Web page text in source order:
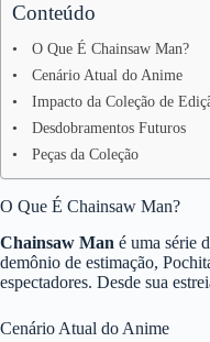
Conteúdo
O Que É Chainsaw Man?
Cenário Atual do Anime
Impacto da Coleção de
Desdobramentos Futuros
Peças da Coleção
O Que É Chainsaw Man?
Chainsaw Man é uma série
demônio de estimação,
espectadores. Desde sua
Cenário Atual do Anime